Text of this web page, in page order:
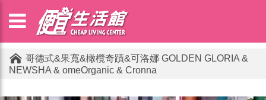
哥德式&果寬&橄欖奇蹟&可洛娜 GOLDEN GLORIA &
NEWSHA & omeOrganic & Cronna